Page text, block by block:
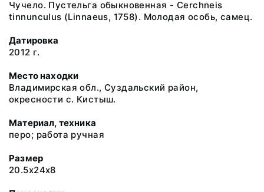
Чучело. Пустельга обыкновенная - Cerchneis
tinnunculus (Linnaeus, 1758). Молодая особь, самец.
Датировка
2012 г.
Место находки
Владимирская обл., Суздальский район,
окресности с. Кистыш.
Материал, техника
перо; работа ручная
Размер
20.5x24x8